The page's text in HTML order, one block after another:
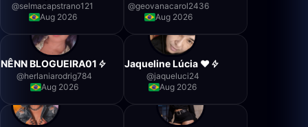
@selmacapstrano121
Aug 2026
@geovanacarol2436
Aug 2026
NÊNN BLOGUEIRA01
@herlaniarodrig784
Aug 2026
Jaqueline Lúcia ❤️
@jaqueluci24
Aug 2026